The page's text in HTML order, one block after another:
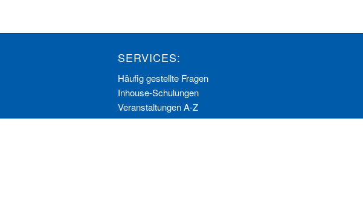
SERVICES:
Häufig gestellte Fragen
Inhouse-Schulungen
Veranstaltungen A-Z
Veranstaltungskalender